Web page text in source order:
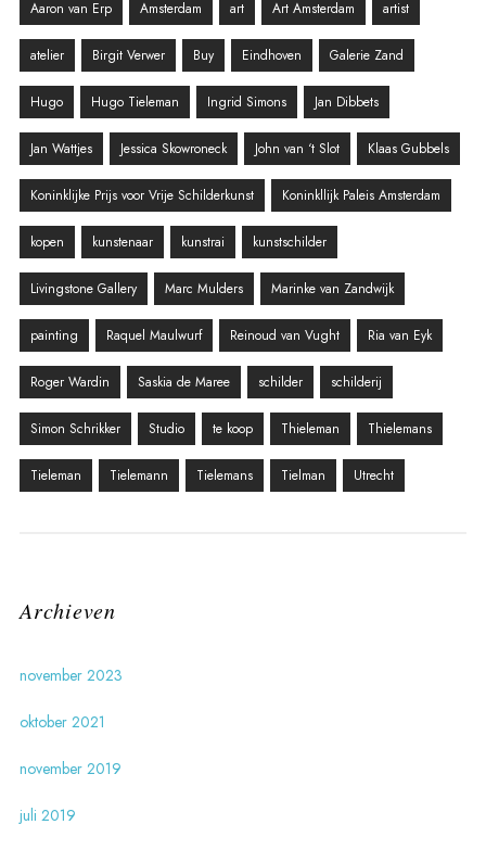
Aaron van Erp Amsterdam art Art Amsterdam artist
atelier Birgit Verwer Buy Eindhoven Galerie Zand
Hugo Hugo Tieleman Ingrid Simons Jan Dibbets
Jan Wattjes Jessica Skowroneck John van ‘t Slot Klaas Gubbels
Koninklijke Prijs voor Vrije Schilderkunst Koninkllijk Paleis Amsterdam
kopen kunstenaar kunstrai kunstschilder
Livingstone Gallery Marc Mulders Marinke van Zandwijk
painting Raquel Maulwurf Reinoud van Vught Ria van Eyk
Roger Wardin Saskia de Maree schilder schilderij
Simon Schrikker Studio te koop Thieleman Thielemans
Tieleman Tielemann Tielemans Tielman Utrecht
Archieven
november 2023
oktober 2021
november 2019
juli 2019